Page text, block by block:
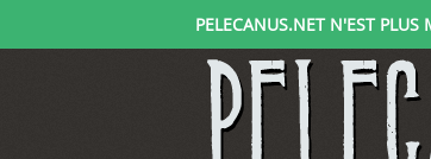
PELECANUS.NET N'EST